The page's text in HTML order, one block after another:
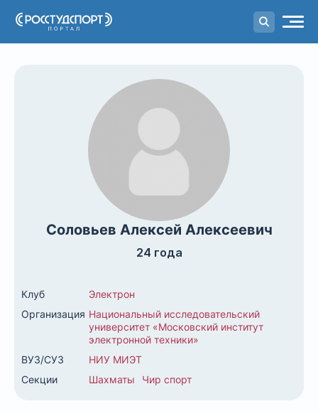
Порталстуденческого спорта
Соловьев Алексей Алексеевич
24 года
Клуб
Электрон
Организация Национальный исследовательский
университет «Московский институт
электронной техники»
ВУЗ/СУЗ
НИУ МИЭТ
Секции
Шахматы Чир спорт